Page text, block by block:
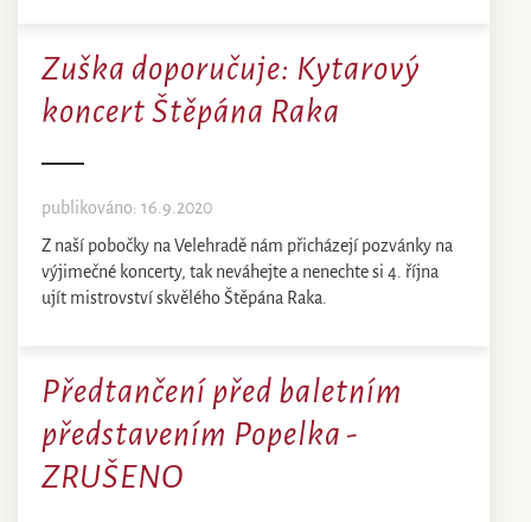
Zuška doporučuje: Kytarový
koncert Štěpána Raka
publikováno: 16.9.2020
Z naší pobočky na Velehradě nám přicházejí pozvánky na
výjimečné koncerty, tak neváhejte a nenechte si 4. října
ujít mistrovství skvělého Štěpána Raka.
Předtančení před baletním
představením Popelka -
ZRUŠENO